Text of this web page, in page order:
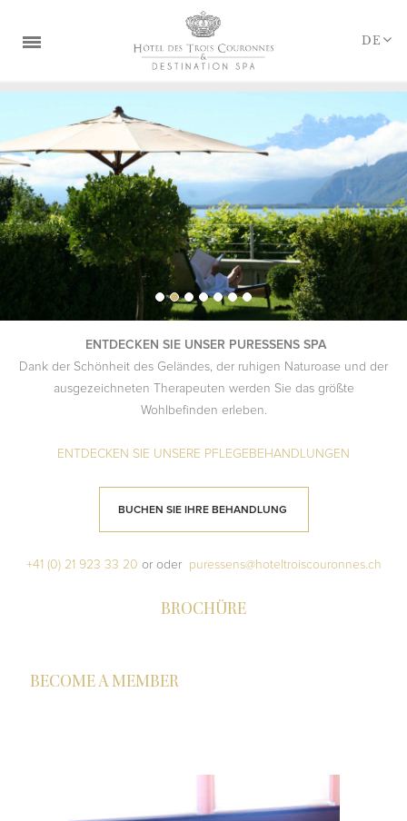
ZIMMER
RESTAURANTS & BAR
PURESSENS SPA
HOCHZEITEN & SEMINARE
ANGEBOTE & PAKETE
GESCHENKKORB
DE
ENTDECKEN SIE UNSER PURESSENS SPA
Dank der Schönheit des Geländes, der ruhigen Naturoase und der
ausgezeichneten Therapeuten werden Sie das größte
Wohlbefinden erleben.
ENTDECKEN SIE UNSERE PFLEGEBEHANDLUNGEN
BUCHEN SIE IHRE BEHANDLUNG
+41 (0) 21 923 33 20 or oder puressens@hoteltroiscouronnes.ch
BROCHÜRE
BECOME A MEMBER